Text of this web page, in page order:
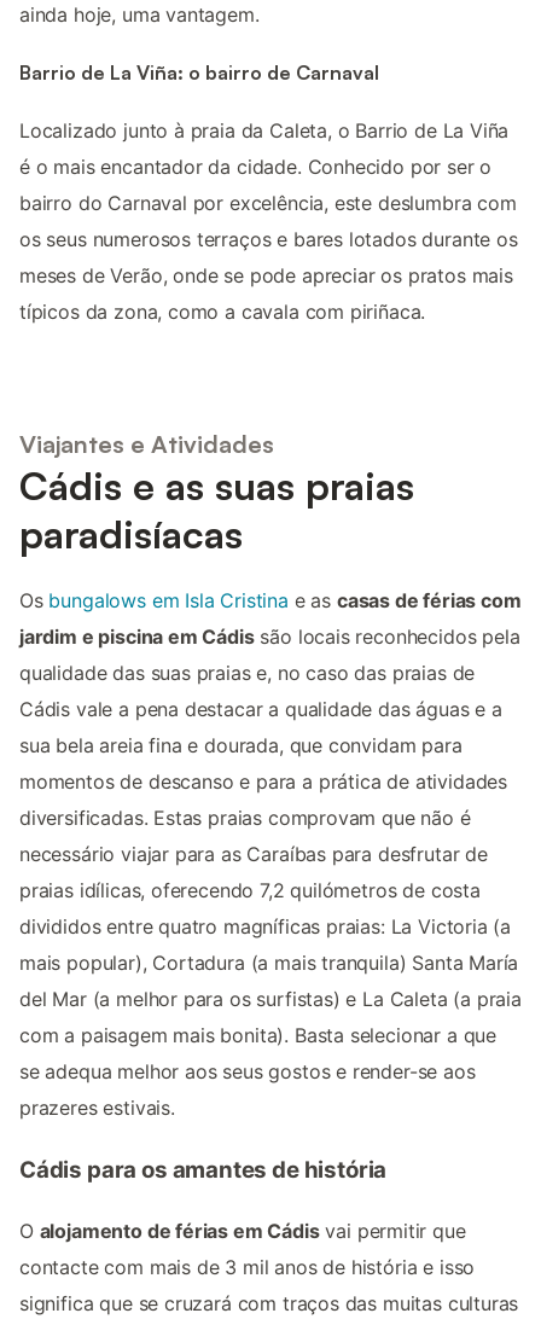
ainda hoje, uma vantagem.
Barrio de La Viña: o bairro de Carnaval
Localizado junto à praia da Caleta, o Barrio de La Viña
é o mais encantador da cidade. Conhecido por ser o
bairro do Carnaval por excelência, este deslumbra com
os seus numerosos terraços e bares lotados durante os
meses de Verão, onde se pode apreciar os pratos mais
típicos da zona, como a cavala com piriñaca.
Viajantes e Atividades
Cádis e as suas praias
paradisíacas
Os bungalows em Isla Cristina e as casas de férias com
jardim e piscina em Cádissão locais reconhecidos pela
qualidade das suas praias e, no caso das praias de
Cádis vale a pena destacar a qualidade das águas e a
sua bela areia fina e dourada, que convidam para
momentos de descanso e para a prática de atividades
diversificadas. Estas praias comprovam que não é
necessário viajar para as Caraíbas para desfrutar de
praias idílicas, oferecendo 7,2 quilómetros de costa
divididos entre quatro magníficas praias: La Victoria (a
mais popular), Cortadura (a mais tranquila) Santa María
del Mar (a melhor para os surfistas) e La Caleta (a praia
com a paisagem mais bonita). Basta selecionar a que
se adequa melhor aos seus gostos e render-se aos
prazeres estivais.
Cádis para os amantes de história
O alojamento de férias em Cádisvai permitir que
contacte com mais de 3 mil anos de história e isso
significa que se cruzará com traços das muitas culturas